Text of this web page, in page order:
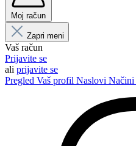
Moj račun
Zapri meni
Vaš račun
Prijavite se
ali prijavite se
Pregled Vaš profil Naslovi Načini